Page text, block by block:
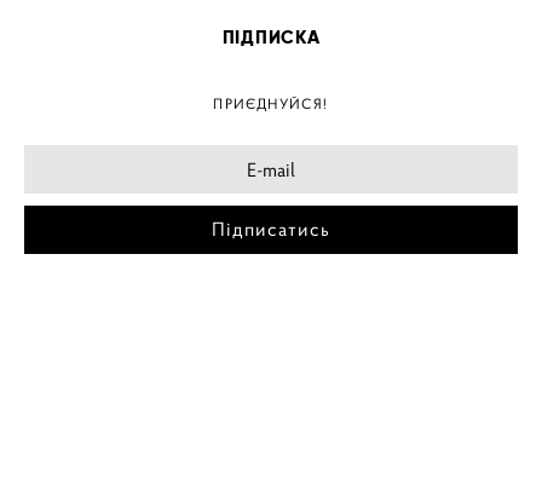
ПІДПИСКА
ПРИЄДНУЙСЯ!
Підписатись